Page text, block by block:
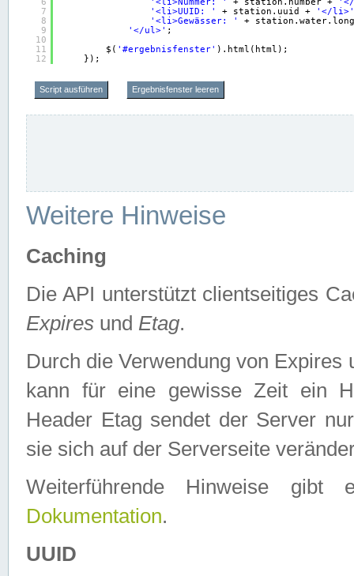
7
8
9
10
11
12
'<li>UUID: '
+ station.uuid +
'</li>'
'<li>Gewässer: '
+
'</ul>' ;
$( '#ergebnisfenster' ).html(html);
});
Script ausführen Ergebnisfenster leeren
Weitere Hinweise
Caching
Die API unterstützt clientseitiges
Expires und Etag.
Durch die Verwendung von
kann für eine gewisse Zeit ein
Header Etag sendet der Server
sie sich auf der Serverseite
Weiterführende Hinweise
Dokumentation.
UUID